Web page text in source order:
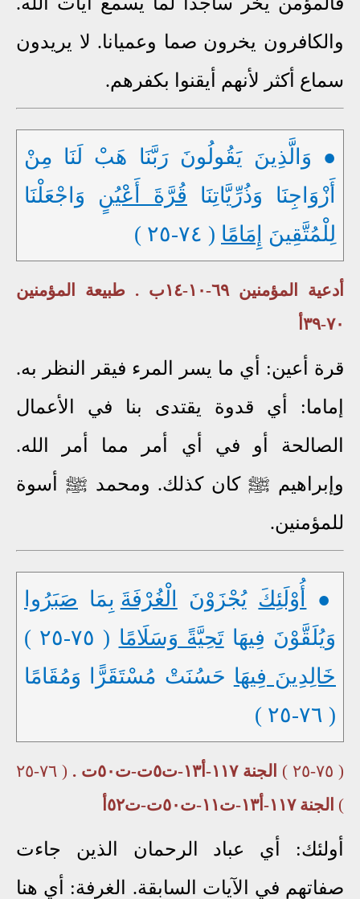
والكافرون يخرون صما وعميانا. لا يريدون
سماع أكثر لأنهم أيقنوا بكفرهم.
● وَالَّذِينَ يَقُولُونَ رَبَّنَا هَبْ لَنَا مِنْ
أَزْوَاجِنَا وَذُرِّيَّاتِنَا قُرَّةَ أَعْيُنٍ وَاجْعَلْنَا
لِلْمُتَّقِينَ إِمَامًا ( ٧٤-٢٥ )
أدعية المؤمنين ٦٩-١٠-١٤ب . طبيعة المؤمنين
٧٠-٣٩أ
قرة أعين: أي ما يسر المرء فيقر النظر به.
إماما: أي قدوة يقتدى بنا في الأعمال
الصالحة أو في أي أمر مما أمر الله.
وإبراهيم ﷺ كان كذلك. ومحمد ﷺ أسوة
للمؤمنين.
● أُوْلَئِكَ يُجْزَوْنَ الْغُرْفَةَ بِمَا صَبَرُوا
وَيُلَقَّوْنَ فِيهَاتَحِيَّةً وَسَلَامًا ( ٧٥-٢٥ )
خَالِدِينَ فِيهَا حَسُنَتْ مُسْتَقَرًّا وَمُقَامًا
( ٧٦-٢٥ )
( ٧٥-٢٥ ) الجنة ١١٧-أ١٣-ت٥ت-ت٥٠ت .
( ٧٦-٢٥
) الجنة ١١٧-أ١٣-ت١١-ت٥٠ت-ت٥٢أ
أولئك: أي عباد الرحمان الذين جاءت
صفاتهم في الآيات السابقة. الغرفة: أي هنا